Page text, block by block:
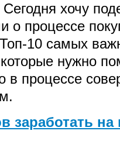
хочу
о процессе
10 самых
нужно
в процессе
заработать на